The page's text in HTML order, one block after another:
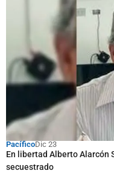
PacíficoDic 23
En libertad Alberto Alarcón
secuestrado